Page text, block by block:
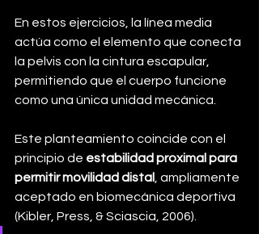
En estos ejercicios, la línea media
actúa como el elemento que conecta
la pelvis con la cintura escapular,
permitiendo que el cuerpo funcione
como una única unidad mecánica.
Este planteamiento coincide con el
principio de estabilidad proximal para
permitir movilidad distal , ampliamente
aceptado en biomecánica deportiva
(Kibler, Press, & Sciascia, 2006).